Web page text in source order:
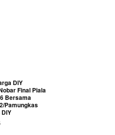
DIY
Final Piala
Bersama
Pamungkas